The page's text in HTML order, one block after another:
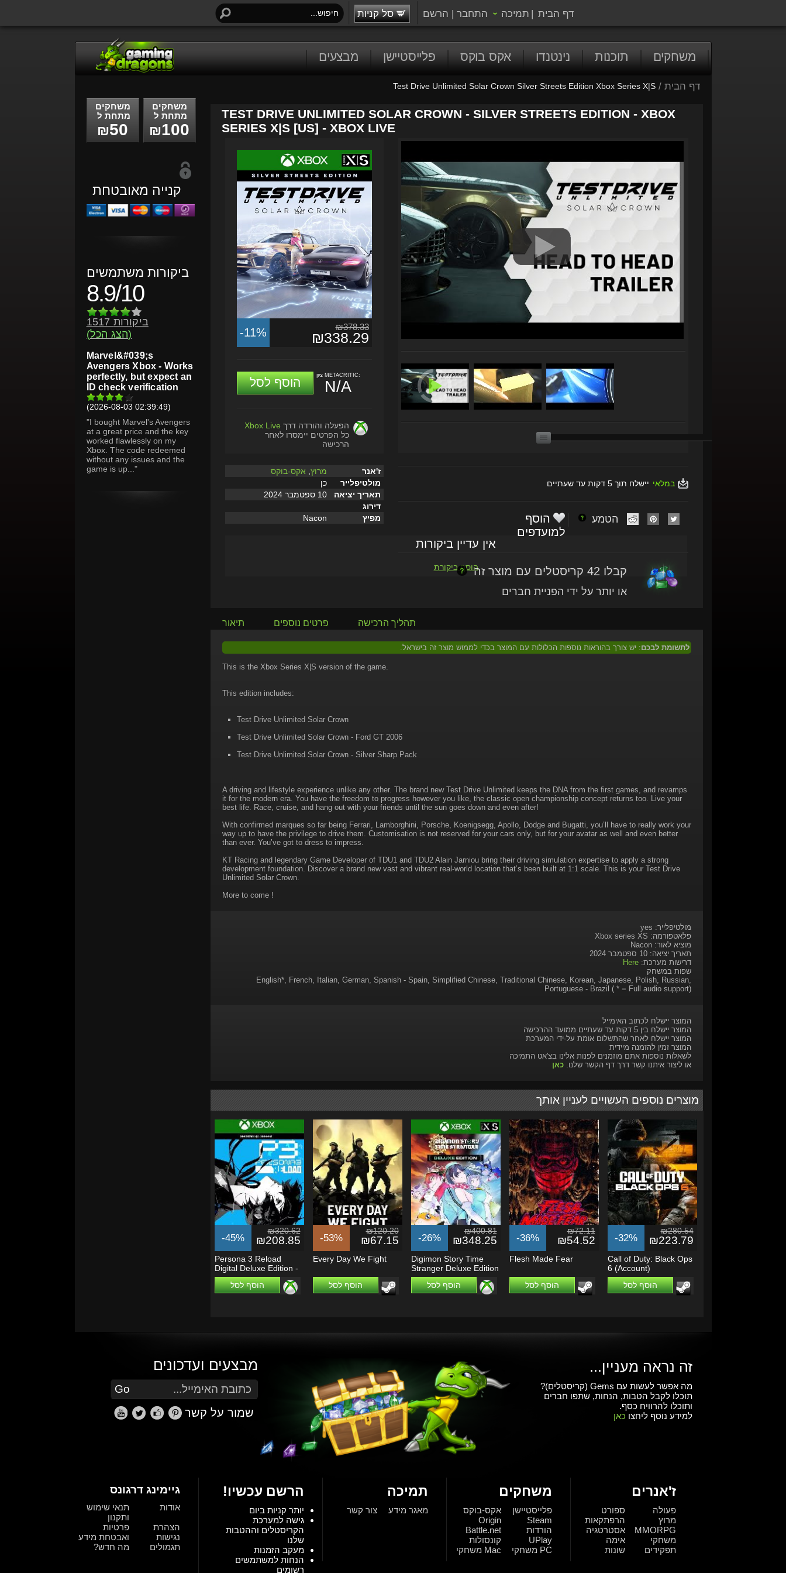
דף הבית | תמיכה התחבר | הרשם סל קניות
מבצעים פלייסטיישן אקס בוקס נינטנדו תוכנות משחקים
דף הבית /
Test Drive Unlimited Solar Crown Silver Streets Edition Xbox Series X|S
משחקים
מתחת ל
₪50
משחקים
מתחת ל
₪100
קנייה מאובטחת
ביקורות משתמשים
8.9/10
1517 ביקורות
(הצג הכל)
Marvel&#039;s
Avengers Xbox - Works
perfectly, but expect an
ID check verification
(2026-08-03 02:39:49)
"I bought Marvel's Avengers
at a great price and the key
worked flawlessly on my
Xbox. The code redeemed
without any issues and the
game is up..."
TEST DRIVE UNLIMITED SOLAR CROWN - SILVER STREETS EDITION - XBOX
SERIES X|S [US] - XBOX LIVE
-11% ₪378.33
₪338.29
הוסף לסל
ציון METACRITIC:
N/A
הפעלה והורדה דרך Xbox Live
כל הפרטים יימסרו לאחר
הרכישה
ז'אנר מרוץ, אקס-בוקס
מולטיפלייר
כן
תאריך יציאה
10 ספטמבר 2024
דירוג
מפיץ
Nacon
אין עדיין ביקורות
הוסף ביקורת
במלאי יישלח תוך 5 דקות עד שעתיים
הטמע
הוסף
למועדפים
קבלו 42 קריסטלים עם מוצר זה
או יותר על ידי הפניית חברים
תיאור פרטים נוספים תהליך הרכישה
לתשומת לבכם: יש צורך בהוראות נוספות הכלולות עם המוצר בכדי לממוש מוצר זה בישראל.
This is the Xbox Series X|S version of the game.
This edition includes:
Test Drive Unlimited Solar Crown
Test Drive Unlimited Solar Crown - Ford GT 2006
Test Drive Unlimited Solar Crown - Silver Sharp Pack
A driving and lifestyle experience unlike any other. The brand new Test Drive Unlimited keeps the DNA from the first games, and revamps
it for the modern era. You have the freedom to progress however you like, the classic open championship concept returns too. Live your
best life. Race, cruise, and hang out with your friends until the sun goes down and even after!
With confirmed marques so far being Ferrari, Lamborghini, Porsche, Koenigsegg, Apollo, Dodge and Bugatti, you’ll have to really work your
way up to have the privilege to drive them. Customisation is not reserved for your cars only, but for your avatar as well and even better
than ever. You’ve got to dress to impress.
KT Racing and legendary Game Developer of TDU1 and TDU2 Alain Jarniou bring their driving simulation expertise to apply a strong
development foundation. Discover a brand new vast and vibrant real-world location that’s been built at 1:1 scale. This is your Test Drive
Unlimited Solar Crown.
More to come !
מולטיפלייר: yes
פלאטפורמה: Xbox series XS
מוציא לאור: Nacon
תאריך יציאה: 10 ספטמבר 2024
דרישות מערכת:Here
שפות במשחק
English*, French, Italian, German, Spanish - Spain, Simplified Chinese, Traditional Chinese, Korean, Japanese, Polish, Russian,
Portuguese - Brazil ( * = Full audio support)
המוצר יישלח לכתוב האימייל
המוצר יישלח בין 5 דקות עד שעתיים ממועד ההרכישה
המוצר יישלח לאחר שהתשלום אומת על-ידי המערכת
המוצר זמין להזמנה מיידית
לשאלות נוספות אתם מוזמנים לפנות אלינו בצ'אט התמיכה
או ליצור איתנו קשר דרך דף הקשר שלנו.כאן
מוצרים נוספים העשויים לעניין אותך
-45%
₪320.62
₪208.85
Persona 3 Reload
Digital Deluxe Edition -
Xbox...
הוסף לסל
-53%
₪120.20
₪67.15
Every Day We Fight
הוסף לסל
-26%
₪400.81
₪348.25
Digimon Story Time
Stranger Deluxe Edition
- Xbox...
הוסף לסל
-36%
₪72.11
₪54.52
Flesh Made Fear
הוסף לסל
-32%
₪280.54
₪223.79
Call of Duty: Black Ops
6 (Account)
הוסף לסל
מבצעים ועדכונים
הזן את כתובת הדוא"ל שלך כדי להירשם לעדכונים ומבצעים
Go
שמור על קשר
זה נראה מעניין...
מה אפשר לעשות עם Gems (קריסטלים)?
תוכלו לקבל הטבות, הנחות, שתפו חברים
ותוכלו להרוויח כסף.
למידע נוסף ליחצו כאן
גיימינג דרגונס
אודות
תנאי שימוש
ותקנון
הצהרת
נגישות
פרטיות
ואבטחת מידע
תגמולים
מה חדש?
הרשם עכשיו!
יותר קניות ביום
גישה למערכת
הקריסטלים וההטבות
שלנו
מעקב הזמנות
הנחות למשתמשים
רשומים
תמיכה
מאגר מידע צור קשר
משחקים
פלייסטיישן
אקס-בוקס
Steam
Origin
הורדות
Battle.net
UPlay
קונסולות
PC משחקי
Mac משחקי
ז'אנרים
פעולה
ספורט
מרוץ
הרפתקאות
MMORPG
אסטרטגיה
משחקי
תפקידים
אימה
שונות